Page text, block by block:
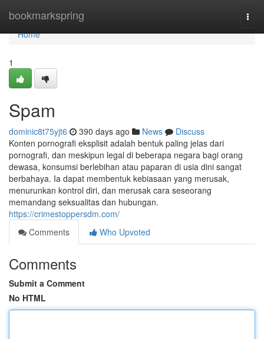
bookmarkspring
Home
Home
1
Spam
dominic8t75yjt6 390 days ago News
Discuss
Konten pornografi eksplisit adalah bentuk paling jelas dari
pornografi, dan meskipun legal di beberapa negara bagi orang
dewasa, konsumsi berlebihan atau paparan di usia dini sangat
berbahaya. Ia dapat membentuk kebiasaan yang merusak,
menurunkan kontrol diri, dan merusak cara seseorang
memandang seksualitas dan hubungan.
https://crimestoppersdm.com/
Comments
Who Upvoted
Comments
Submit a Comment
No HTML